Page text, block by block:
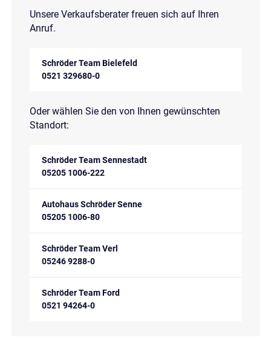
Unsere Verkaufsberater freuen sich auf Ihren
Anruf.
Schröder Team Bielefeld
0521 329680-0
Oder wählen Sie den von Ihnen gewünschten
Standort:
Schröder Team Sennestadt
05205 1006-222
Autohaus Schröder Senne
05205 1006-80
Schröder Team Verl
05246 9288-0
Schröder Team Ford
0521 94264-0